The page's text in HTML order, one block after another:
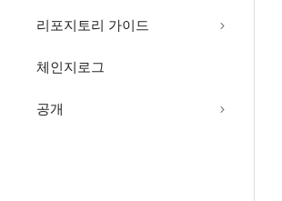
리포지토리 가이드
체인지로그
공개